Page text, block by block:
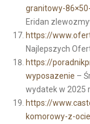
granitowy-
Eridan
https://
Najlepszych
https://
wyposazenie –
wydatek w 2025
https://
komorowy-z-